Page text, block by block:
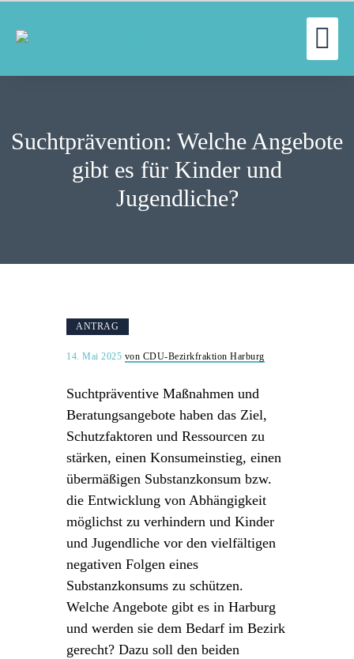
Suchtprävention: Welche Angebote
gibt es für Kinder und
Jugendliche?
UNSERE ARBEIT
AUSSCHÜSSE
AKTUELLES
PRESSE
ANTRAG
14. Mai 2025 von CDU-Bezirkfraktion Harburg
Suchtpräventive Maßnahmen und
Beratungsangebote haben das Ziel,
Schutzfaktoren und Ressourcen zu
stärken, einen Konsumeinstieg, einen
übermäßigen Substanzkonsum bzw.
die Entwicklung von Abhängigkeit
möglichst zu verhindern und Kinder
und Jugendliche vor den vielfältigen
negativen Folgen eines
Substanzkonsums zu schützen.
Welche Angebote gibt es in Harburg
und werden sie dem Bedarf im Bezirk
gerecht? Dazu soll den beiden